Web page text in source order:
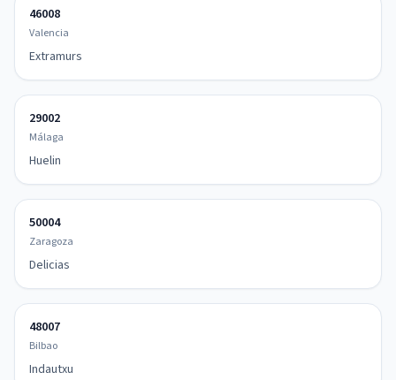
46008
Valencia
Extramurs
29002
Málaga
Huelin
50004
Zaragoza
Delicias
48007
Bilbao
Indautxu